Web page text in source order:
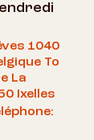
1040
To
La
Ixelles